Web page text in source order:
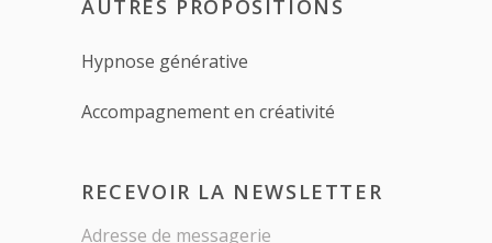
AUTRES PROPOSITIONS
Hypnose générative
Accompagnement en créativité
RECEVOIR LA NEWSLETTER
Adresse de messagerie